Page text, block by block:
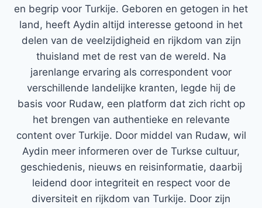
en begrip voor Turkije. Geboren en getogen in het
land, heeft Aydin altijd interesse getoond in het
delen van de veelzijdigheid en rijkdom van zijn
thuisland met de rest van de wereld. Na
jarenlange ervaring als correspondent voor
verschillende landelijke kranten, legde hij de
basis voor Rudaw, een platform dat zich richt op
het brengen van authentieke en relevante
content over Turkije. Door middel van Rudaw, wil
Aydin meer informeren over de Turkse cultuur,
geschiedenis, nieuws en reisinformatie, daarbij
leidend door integriteit en respect voor de
diversiteit en rijkdom van Turkije. Door zijn